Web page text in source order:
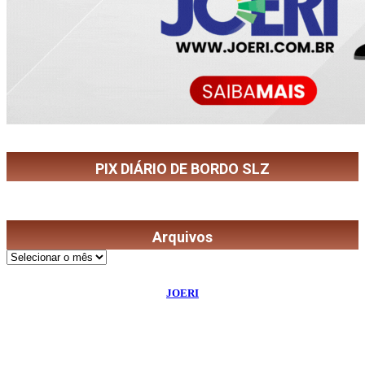
PIX DIÁRIO DE BORDO SLZ
Arquivos
Arquivos
JOERI